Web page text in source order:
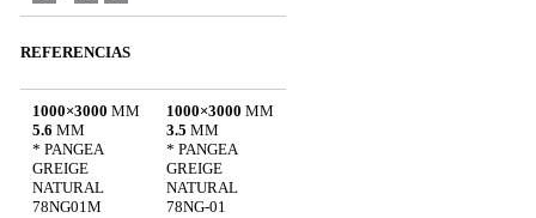
REFERENCIAS
1000×3000 MM
5.6 MM
* PANGEA
GREIGE
NATURAL
78NG01M
1000×3000 MM
3.5 MM
* PANGEA
GREIGE
NATURAL
78NG-01